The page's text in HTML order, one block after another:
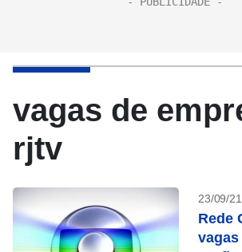
vagas de
rjtv
23/09/
Rede
vagas